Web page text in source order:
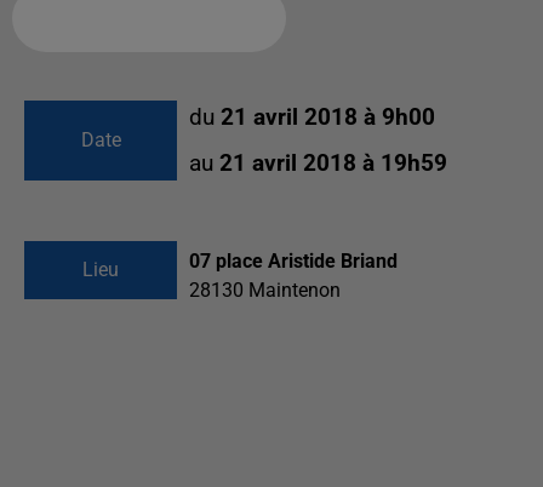
Date
du 21 avril 2018 à 9h00
au 21 avril 2018 à 19h59
Lieu
07 place Aristide Briand
28130 Maintenon